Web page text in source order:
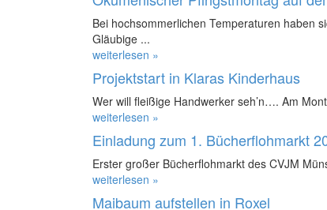
Bei hochsommerlichen Temperaturen haben
Gläubige ...
weiterlesen »
Projektstart in Klaras Kinderhaus
Wer will fleißige Handwerker seh’n…. Am
weiterlesen »
Einladung zum 1. Bücherflohmarkt
Erster großer Bücherflohmarkt des CVJM
weiterlesen »
Maibaum aufstellen in Roxel